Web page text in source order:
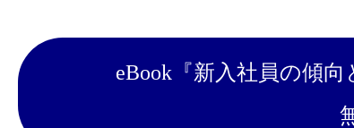
eBook『新入社員の傾